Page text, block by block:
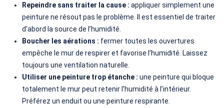
Repeindre sans traiter la cause : appliquer simplement une
peinture ne résout pas le problème. Il est essentiel de traiter
d’abord la source de l’humidité.
Boucher les aérations : fermer toutes les ouvertures
empêche le mur de respirer et favorise l’humidité. Laissez
toujours une ventilation naturelle.
Utiliser une peinture trop étanche : une peinture qui bloque
totalement le mur peut retenir l’humidité à l’intérieur.
Préférez un enduit ou une peinture respirante.